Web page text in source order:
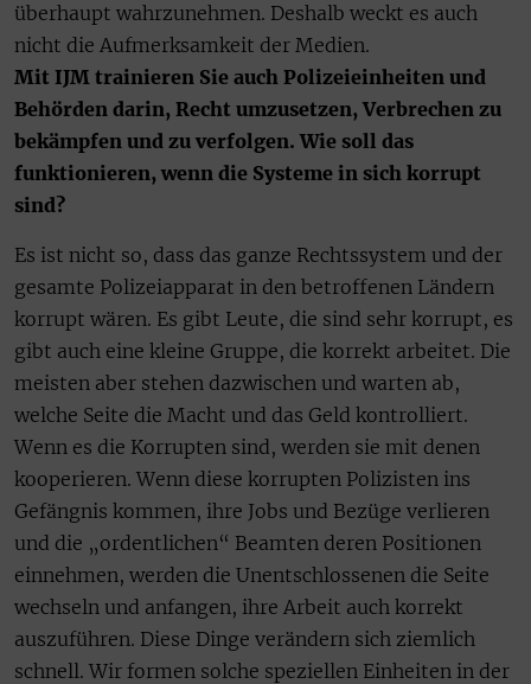
überhaupt wahrzunehmen. Deshalb weckt es auch
nicht die Aufmerksamkeit der Medien.
Mit IJM trainieren Sie auch Polizeieinheiten und
Behörden darin, Recht umzusetzen, Verbrechen zu
bekämpfen und zu verfolgen. Wie soll das
funktionieren, wenn die Systeme in sich korrupt
sind?
Es ist nicht so, dass das ganze Rechtssystem und der
gesamte Polizeiapparat in den betroffenen Ländern
korrupt wären. Es gibt Leute, die sind sehr korrupt, es
gibt auch eine kleine Gruppe, die korrekt arbeitet. Die
meisten aber stehen dazwischen und warten ab,
welche Seite die Macht und das Geld kontrolliert.
Wenn es die Korrupten sind, werden sie mit denen
kooperieren. Wenn diese korrupten Polizisten ins
Gefängnis kommen, ihre Jobs und Bezüge verlieren
und die „ordentlichen“ Beamten deren Positionen
einnehmen, werden die Unentschlossenen die Seite
wechseln und anfangen, ihre Arbeit auch korrekt
auszuführen. Diese Dinge verändern sich ziemlich
schnell. Wir formen solche speziellen Einheiten in der